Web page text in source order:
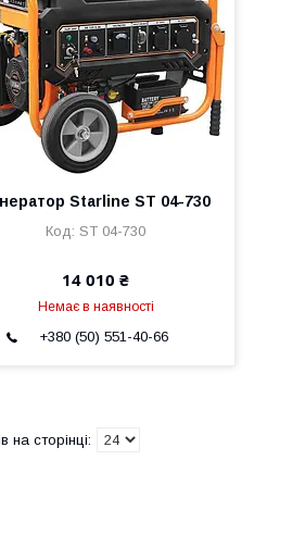
Starline ST 04-730
ST 04-730
14 010 ₴
Немає в наявності
+380 (50) 551-40-66